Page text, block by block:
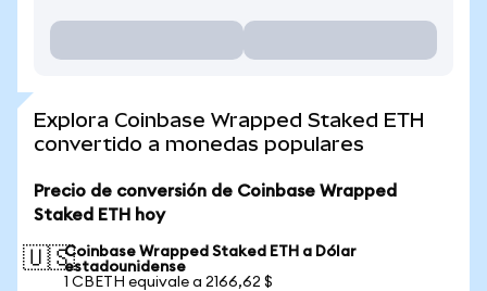
Explora Coinbase Wrapped Staked ETH
convertido a monedas populares
Precio de conversión de Coinbase Wrapped
Staked ETH hoy
🇺🇸Coinbase Wrapped Staked ETH a Dólar
estadounidense
1 CBETH equivale a 2166,62 $